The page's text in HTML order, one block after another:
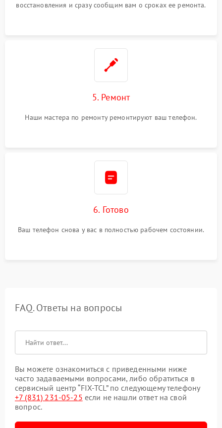
восстановления и сразу сообщим вам о сроках ее ремонта.
5. Ремонт
Наши мастера по ремонту ремонтируют ваш телефон.
6. Готово
Ваш телефон снова у вас в полностью рабочем состоянии.
FAQ. Ответы на вопросы
Вы можете ознакомиться с приведенными ниже
часто задаваемыми вопросами, либо обратиться в
сервисный центр “FIX-TCL” по следующему телефону
+7 (831) 231-05-25 если не нашли ответ на свой
вопрос.